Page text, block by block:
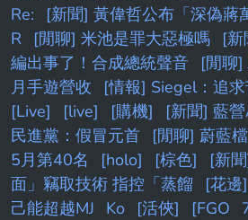
Re:
[新聞] 黃偉哲公布「深偽
R
[閒聊] 米池是罪大惡極嗎
[
編出事了！合成總統聲音
[閒聊]
月手遊營收
[情報] Siegel：追
[Live]
[live] [購機]
[新聞] 藍
民進黨：假冒元首
[閒聊] 蔚藍
5月第40名
[holo] [棕色]
[新
面」竊取技術 指控「蒸餾
[花邊
己能超越MJ
Ko [活俠] [FGO